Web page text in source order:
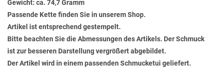
Gewicht: ca. 74,7 Gramm
Passende Kette finden Sie in unserem Shop.
Artikel ist entsprechend gestempelt.
Bitte beachten Sie die Abmessungen des Artikels. Der Schmuck
ist zur besseren Darstellung vergrößert abgebildet.
Der Artikel wird in einem passenden Schmucketui geliefert.